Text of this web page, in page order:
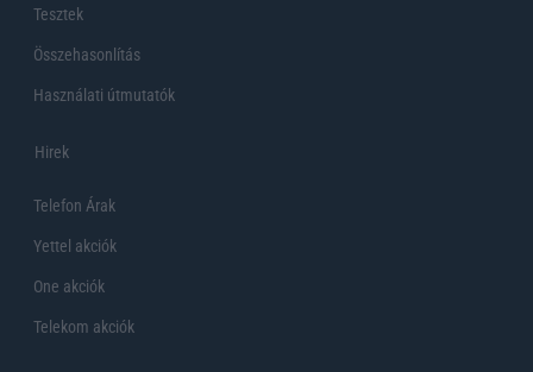
Tesztek
Összehasonlítás
Használati útmutatók
Hirek
Telefon Árak
Yettel akciók
One akciók
Telekom akciók